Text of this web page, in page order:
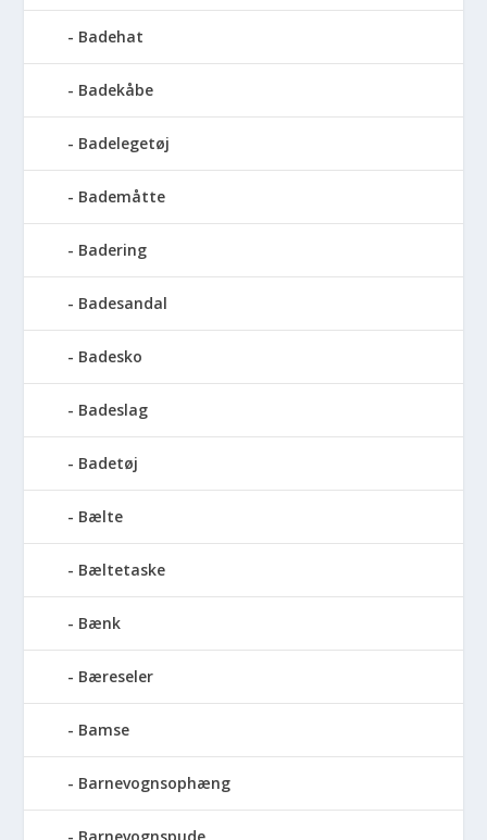
Badehat
Badekåbe
Badelegetøj
Bademåtte
Badering
Badesandal
Badesko
Badeslag
Badetøj
Bælte
Bæltetaske
Bænk
Bæreseler
Bamse
Barnevognsophæng
Barnevognspude